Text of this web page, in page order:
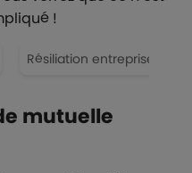
!
Résiliation entreprise
mutuelle